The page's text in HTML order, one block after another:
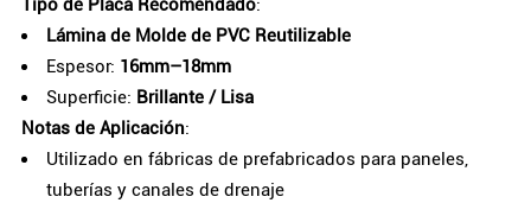
Tipo de Placa Recomendado:
Lámina de Molde de PVC Reutilizable
Espesor: 16mm–18mm
Superficie: Brillante / Lisa
Notas de Aplicación:
Utilizado en fábricas de prefabricados para paneles,
tuberías y canales de drenaje